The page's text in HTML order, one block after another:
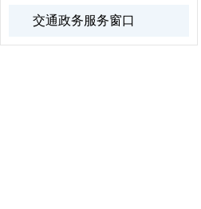
交通政务服务窗口